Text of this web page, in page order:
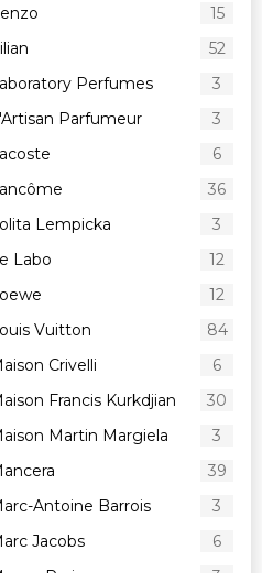
15
52
Perfumes
3
Parfumeur
3
6
36
Lempicka
3
Labo
12
12
Vuitton
84
Crivelli
6
Francis Kurkdjian
30
Martin Margiela
3
39
Antoine Barrois
3
Jacobs
6